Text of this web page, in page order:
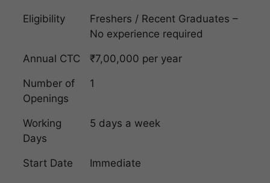
Eligibility
Freshers / Recent Graduates –
No experience required
Annual CTC ₹7,00,000 per year
Number of
Openings
1
Working
Days
5 days a week
Start Date Immediate